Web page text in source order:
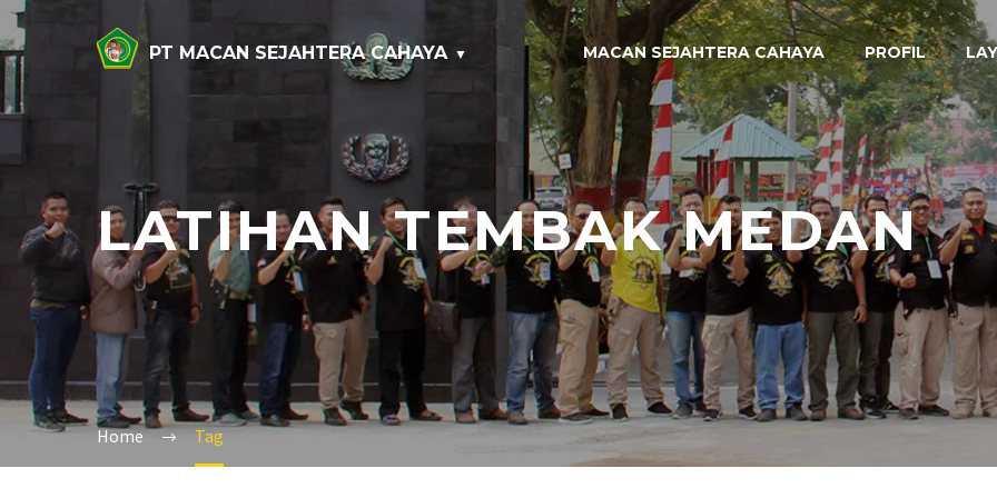
PT MACAN SEJAHTERA CAHAYA MACAN SEJAHTERA CAHAYA PROFIL
LATIHAN TEMBAK MEDAN
Home Tag